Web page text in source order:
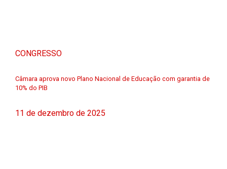
CONGRESSO
Câmara aprova novo Plano Nacional de Educação com garantia de
10% do PIB
11 de dezembro de 2025